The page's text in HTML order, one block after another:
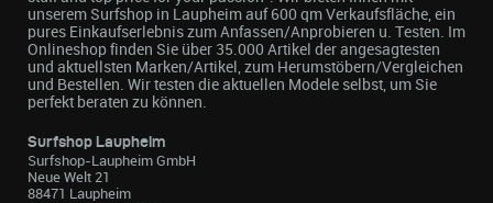
unserem Surfshop in Laupheim auf 600 qm Verkaufsfläche, ein
pures Einkaufserlebnis zum Anfassen/Anprobieren u. Testen. Im
Onlineshop finden Sie über 35.000 Artikel der angesagtesten
und aktuellsten Marken/Artikel, zum Herumstöbern/Vergleichen
und Bestellen. Wir testen die aktuellen Modele selbst, um Sie
perfekt beraten zu können.
Surfshop Laupheim
Surfshop-Laupheim GmbH
Neue Welt 21
88471 Laupheim